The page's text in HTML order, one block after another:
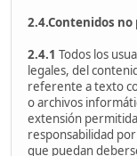
2.4.Contenidos
2.4.1 Todos los
legales, del
referente a texto
o archivos
extensión
responsabilidad
que puedan